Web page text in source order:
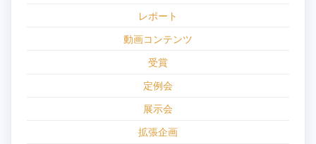
レポート
動画コンテンツ
受賞
定例会
展示会
拡張企画